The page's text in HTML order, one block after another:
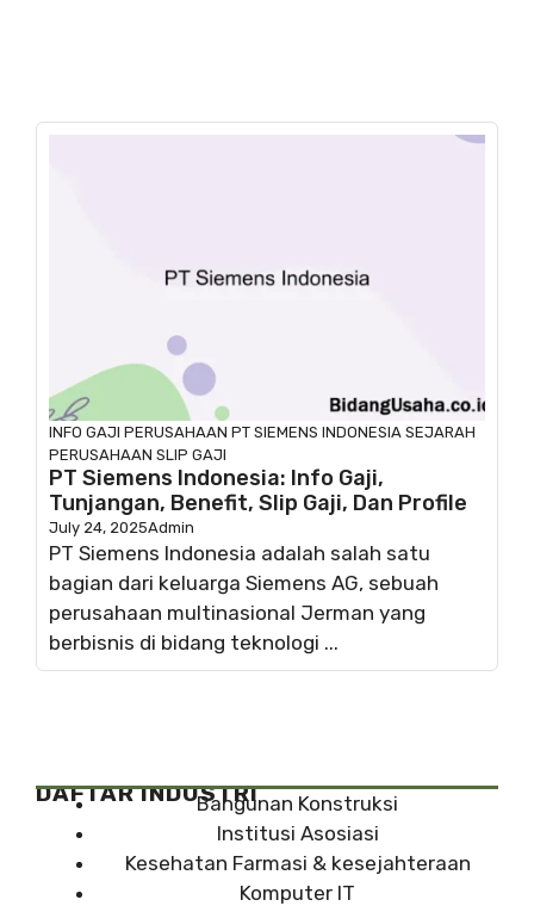
INFO GAJI PERUSAHAAN PT SIEMENS INDONESIA SEJARAH
PERUSAHAAN SLIP GAJI
PT Siemens Indonesia: Info Gaji,
Tunjangan, Benefit, Slip Gaji, Dan Profile
July 24, 2025Admin
PT Siemens Indonesia adalah salah satu
bagian dari keluarga Siemens AG, sebuah
perusahaan multinasional Jerman yang
berbisnis di bidang teknologi ...
DAFTAR INDUSTRIBangunan Konstruksi
Institusi Asosiasi
Kesehatan Farmasi & kesejahteraan
Komputer IT